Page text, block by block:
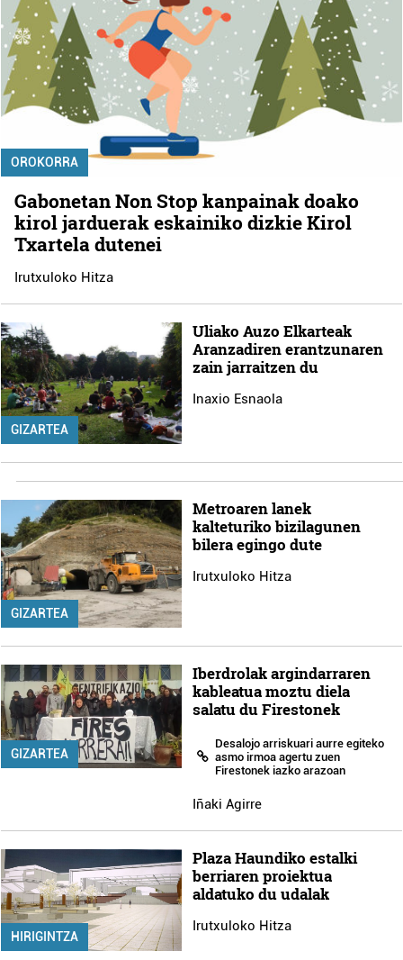
OROKORRA
Gabonetan Non Stop kanpainak doako
kirol jarduerak eskainiko dizkie Kirol
Txartela dutenei
Irutxuloko Hitza
GIZARTEA
Uliako Auzo Elkarteak
Aranzadiren erantzunaren
zain jarraitzen du
Inaxio Esnaola
GIZARTEA
Metroaren lanek
kalteturiko bizilagunen
bilera egingo dute
Irutxuloko Hitza
GIZARTEA
Iberdrolak argindarraren
kableatua moztu diela
salatu du Firestonek
Desalojo arriskuari aurre egiteko
asmo irmoa agertu zuen
Firestonek iazko arazoan
Iñaki Agirre
HIRIGINTZA
Plaza Haundiko estalki
berriaren proiektua
aldatuko du udalak
Irutxuloko Hitza